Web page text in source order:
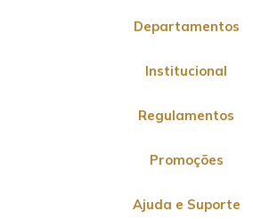
Departamentos
Institucional
Regulamentos
Promoções
Ajuda e Suporte